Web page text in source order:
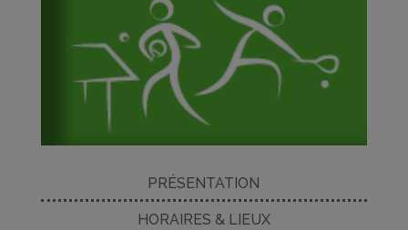
PRÉSENTATION
HORAIRES & LIEUX